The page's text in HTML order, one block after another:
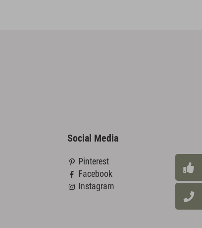
Social Media
Pinterest
Facebook
Instagram